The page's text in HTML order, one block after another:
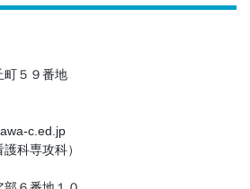
町５９番地
c.ed.jp
科専攻科）